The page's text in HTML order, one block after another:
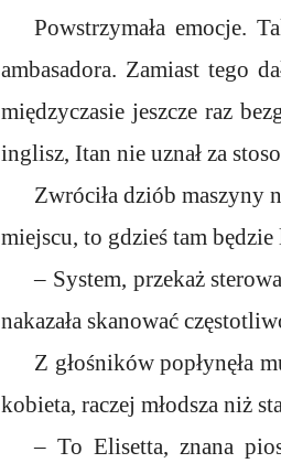
Powstrzymała emocje.
ambasadora. Zamiast tego
międzyczasie jeszcze raz
inglisz, Itan nie uznał za
Zwróciła dziób maszyny
miejscu, to gdzieś tam będzie
– System, przekaż
nakazała skanować
Z głośników popłynęła
kobieta, raczej młodsza niż
– To Elisetta, znana